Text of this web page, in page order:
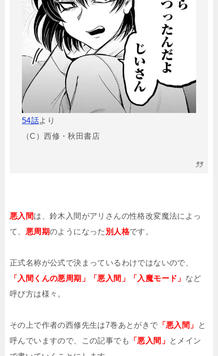
54話より
（C）西修・秋田書店
悪入間は、鈴木入間がアリさんの性格改変魔法によっ
て、 悪周期のようになった 別人格です。
正式名称が公式で決まっているわけではないので、
「入間くんの悪周期」「悪入間」「入魔モード」 など
呼び方は様々。
その上で作者の西修先生は7巻あとがきで 「悪入間」
と
呼んでいますので、この記事でも
「悪入間」 とメイン